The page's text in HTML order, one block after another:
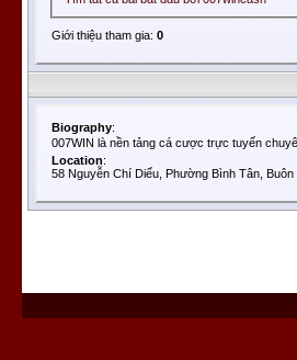
Giới thiệu tham gia: 0
Biography:
007WIN là nền tảng cá cược trực tuyến
Location:
58 Nguyễn Chí Diểu, Phường Bình Tân,